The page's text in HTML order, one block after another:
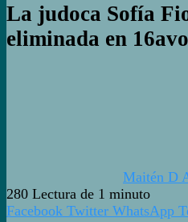
La judoca Sofía
eliminada en
Maitén D
280 Lectura de 1 minuto
Facebook Twitter WhatsApp